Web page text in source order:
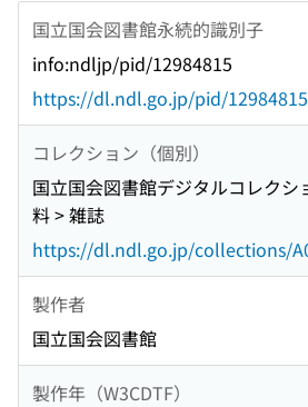
国立国会図書館永続的識別子
info:ndljp/pid/12984815
https://dl.ndl.go.jp/pid/12984815
コレクション（個別）
国立国会図書館デジタルコレクシ
料 > 雑誌
https://dl.ndl.go.jp/collections/
製作者
国立国会図書館
製作年（W3CDTF）